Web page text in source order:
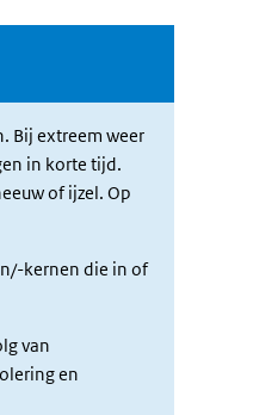
Bij extreem weer
in korte tijd.
of ijzel. Op
kernen die in of
van
en